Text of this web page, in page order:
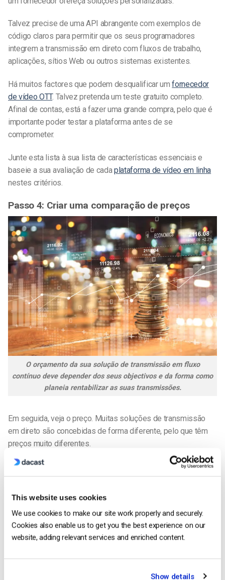
This website uses cookies
We use cookies to make our site work properly and securely.
Cookies also enable us to get you the best experience on our
website, adding relevant services and enriched content.
Show details
Talvez precise de uma API abrangente com exemplos de
código claros para permitir que os seus programadores
integrem a transmissão em direto com fluxos de trabalho,
aplicações, sítios Web ou outros sistemas existentes.
Há muitos factores que podem desqualificar umfornecedor
de vídeo OTT. Talvez pretenda um teste gratuito completo.
Afinal de contas, está a fazer uma grande compra, pelo que é
importante poder testar a plataforma antes de se
comprometer.
Junte esta lista à sua lista de características essenciais e
baseie a sua avaliação de cadaplataforma de vídeo em linha
nestes critérios.
Passo 4: Criar uma comparação de preços
O orçamento da sua solução de transmissão em fluxo
contínuo deve depender dos seus objectivos e da forma como
planeia rentabilizar as suas transmissões.
Em seguida, veja o preço. Muitas soluções de transmissão
em direto são concebidas de forma diferente, pelo que têm
preços muito diferentes.
Algumas plataformas adoptam um modelo de preços
premium e destinam os seus serviços a grandes instituições,
Além disso, muitas plataformas oferecem vários planos de
preços de transmissão em diretocom diferentes
Recomendamos que pesquise o mercado para ter uma noção